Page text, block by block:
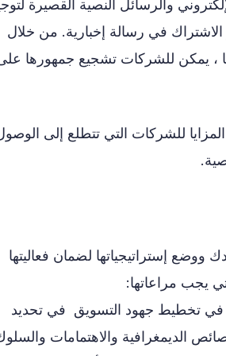
والرسائل النصية القصيرة
في رسالة إخبارية. من خلال
، يمكن للشركات تشجيع جمهورها
للشركات التي تتطلع إلى
إستراتيجياتها لضمان فعاليتها
يجب مراعاتها:
في تخطيط جهود التسويق في تحديد
الديمغرافية والاهتمامات